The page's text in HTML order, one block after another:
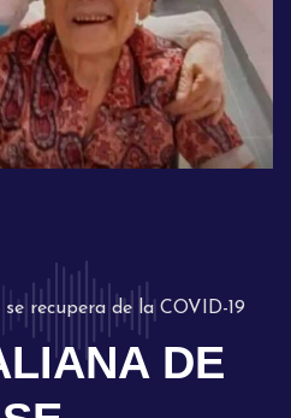
recupera de la COVID-19
DE